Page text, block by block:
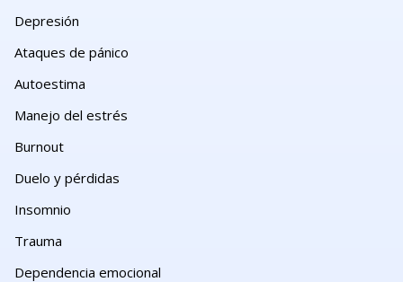
Depresión
Ataques de pánico
Autoestima
Manejo del estrés
Burnout
Duelo y pérdidas
Insomnio
Trauma
Dependencia emocional